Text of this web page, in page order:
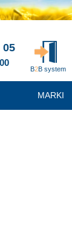
05
B2B system
MARKI